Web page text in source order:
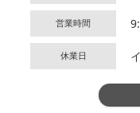
営業時間
休業日